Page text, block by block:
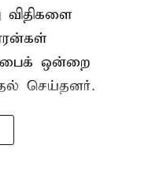
பைக் ஒன்றை
செய்தனர்.